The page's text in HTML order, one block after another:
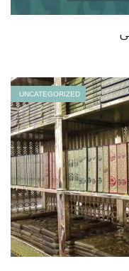
UNCATEGORIZED